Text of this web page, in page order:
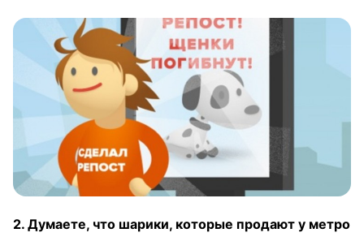
2. Думаете, что шарики, которые продают у метро